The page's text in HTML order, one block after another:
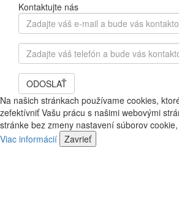
Kontaktujte nás
Zadajte
váš
e-
mail
a
bude
vás
kontaktovať
náš
predajca
Zadajte
váš
telefón
bude
vás
kontaktovať
náš
ODOSLAŤ
Na našich stránkach používame cookies,
zefektívniť Vašu prácu s našimi webovými
stránke bez zmeny nastavení súborov
Viac informácií Zavrieť